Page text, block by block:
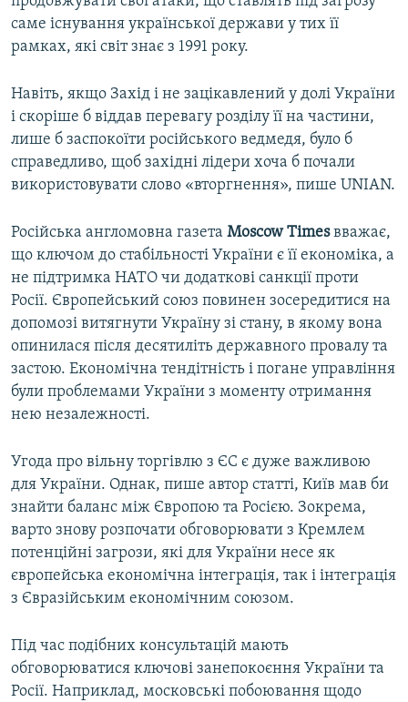
саме існування української держави у тих її
рамках, які світ знає з 1991 року.
Навіть, якщо Захід і не зацікавлений у долі України
і скоріше б віддав перевагу розділу її на частини,
лише б заспокоїти російського ведмедя, було б
справедливо, щоб західні лідери хоча б почали
використовувати слово «вторгнення», пише UNIAN.
Російська англомовна газета Moscow Timesвважає,
що ключом до стабільності України є її економіка, а
не підтримка НАТО чи додаткові санкції проти
Росії. Європейський союз повинен зосередитися на
допомозі витягнути Україну зі стану, в якому вона
опинилася після десятиліть державного провалу та
застою. Економічна тендітність і погане управління
були проблемами України з моменту отримання
нею незалежності.
Угода про вільну торгівлю з ЄС є дуже важливою
для України. Однак, пише автор статті, Київ мав би
знайти баланс між Європою та Росією. Зокрема,
варто знову розпочати обговорювати з Кремлем
потенційні загрози, які для України несе як
європейська економічна інтеграція, так і інтеграція
з Євразійським економічним союзом.
Під час подібних консультацій мають
обговорюватися ключові занепокоєння України та
Росії. Наприклад, московські побоювання щодо